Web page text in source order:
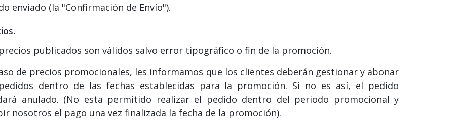
enviado (la "Confirmación de Envío").
publicados son válidos salvo error tipográfico o fin de la promoción.
de precios promocionales, les informamos que los clientes deberán gestionar y abonar
dentro de las fechas establecidas para la promoción. Si no es así, el pedido
anulado. (No esta permitido realizar el pedido dentro del periodo promocional y
nosotros el pago una vez finalizada la fecha de la promoción).